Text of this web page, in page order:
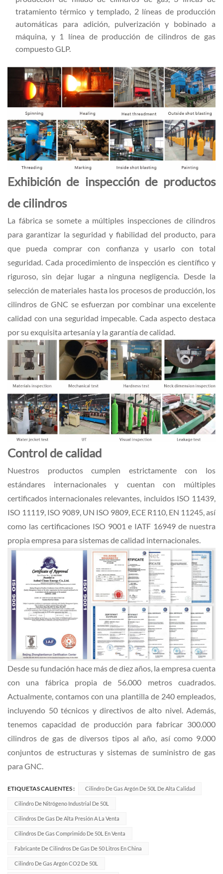
tratamiento térmico y templado, 2 líneas de producción
automáticas para adición, pulverización y bobinado a
máquina, y 1 línea de producción de cilindros de gas
compuesto GLP.
Exhibición de inspección de productos
de cilindros
La fábrica se somete a múltiples inspecciones de cilindros
para garantizar la seguridad y fiabilidad del producto, para
que pueda comprar con confianza y usarlo con total
seguridad. Cada procedimiento de inspección es científico y
riguroso, sin dejar lugar a ninguna negligencia. Desde la
selección de materiales hasta los procesos de producción, los
cilindros de GNC se esfuerzan por combinar una excelente
calidad con una seguridad impecable. Cada aspecto destaca
por su exquisita artesanía y la garantía de calidad.
Control de calidad
Nuestros productos cumplen estrictamente con los
estándares internacionales y cuentan con múltiples
certificados internacionales relevantes, incluidos ISO 11439,
ISO 11119, ISO 9089, UN ISO 9809, ECE R110, EN 11245, así
como las certificaciones ISO 9001 e IATF 16949 de nuestra
propia empresa para sistemas de calidad internacionales.
Desde su fundación hace más de diez años, la empresa cuenta
con una fábrica propia de 56.000 metros cuadrados.
Actualmente, contamos con una plantilla de 240 empleados,
incluyendo 50 técnicos y directivos de alto nivel. Además,
tenemos capacidad de producción para fabricar 300.000
cilindros de gas de diversos tipos al año, así como 9.000
conjuntos de estructuras y sistemas de suministro de gas
para GNC.
ETIQUETAS CALIENTES : Cilindro De Gas Argón De 50L De Alta Calidad
Cilindro De Nitrógeno Industrial De 50L
Cilindros De Gas De Alta Presión A La Venta
Cilindros De Gas Comprimido De 50L En Venta
Fabricante De Cilindros De Gas De 50 Litros En China
Cilindro De Gas Argón CO2 De 50L